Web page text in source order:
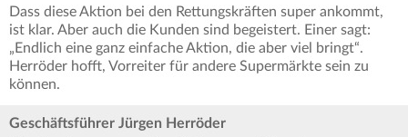
Dass diese Aktion bei den Rettungskräften super ankommt,
ist klar. Aber auch die Kunden sind begeistert. Einer sagt:
„Endlich eine ganz einfache Aktion, die aber viel bringt“.
Herröder hofft, Vorreiter für andere Supermärkte sein zu
können.
Geschäftsführer Jürgen Herröder